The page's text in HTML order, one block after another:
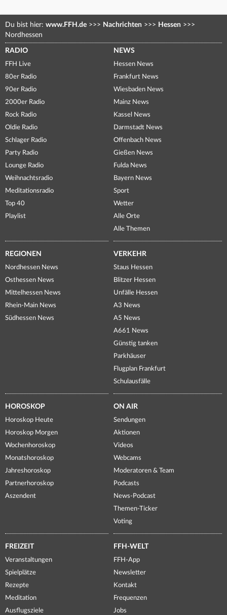
Du bist hier: www.FFH.de >>> Nachrichten >>> Hessen >>>
Nordhessen
RADIO
FFH Live
80er Radio
90er Radio
2000er Radio
Rock Radio
Oldie Radio
Schlager Radio
Party Radio
Lounge Radio
Weihnachtsradio
Meditationsradio
Top 40
Playlist
NEWS
Hessen News
Frankfurt News
Wiesbaden News
Mainz News
Kassel News
Darmstadt News
Offenbach News
Gießen News
Fulda News
Bayern News
Sport
Wetter
Alle Orte
Alle Themen
REGIONEN
Nordhessen News
Osthessen News
Mittelhessen News
Rhein-Main News
Südhessen News
VERKEHR
Staus Hessen
Blitzer Hessen
Unfälle Hessen
A3 News
A5 News
A661 News
Günstig tanken
Parkhäuser
Flugplan Frankfurt
Schulausfälle
HOROSKOP
Horoskop Heute
Horoskop Morgen
Wochenhoroskop
Monatshoroskop
Jahreshoroskop
Partnerhoroskop
Aszendent
ON AIR
Sendungen
Aktionen
Videos
Webcams
Moderatoren & Team
Podcasts
News-Podcast
Themen-Ticker
Voting
FREIZEIT
Veranstaltungen
Spielplätze
Rezepte
Meditation
Ausflugsziele
FFH-WELT
FFH-App
Newsletter
Kontakt
Frequenzen
Jobs